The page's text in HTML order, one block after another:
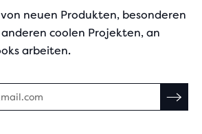
neuen Produkten, besonderen
coolen Projekten, an
arbeiten.